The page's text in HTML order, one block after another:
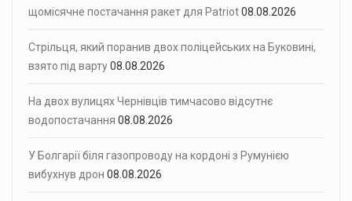
щомісячне постачання ракет для Patriot08.08.2026
Стрільця, який поранив двох поліцейських на Буковині,
взято під варту08.08.2026
На двох вулицях Чернівців тимчасово відсутнє
водопостачання 08.08.2026
У Болгарії біля газопроводу на кордоні з Румунією
вибухнув дрон 08.08.2026